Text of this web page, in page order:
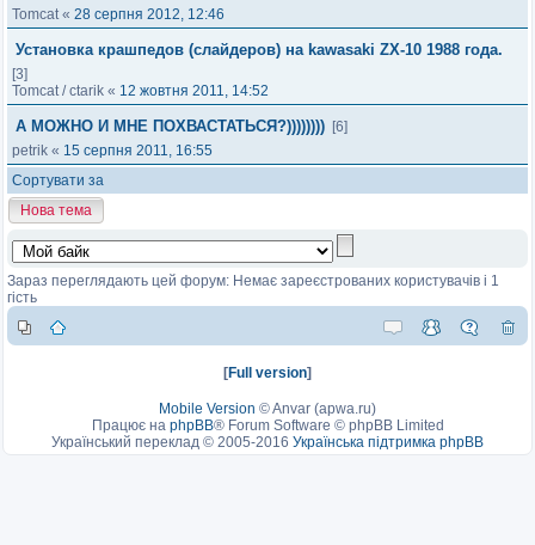
Tomcat« 28 серпня 2012, 12:46
Установка крашпедов (слайдеров) на kawasaki ZX-10 1988 года.
[3]
Tomcat/ctarik « 12 жовтня 2011, 14:52
А МОЖНО И МНЕ ПОХВАСТАТЬСЯ?)))))))) [6]
petrik « 15 серпня 2011, 16:55
Сортувати за
Нова тема
Зараз переглядають цей форум: Немає зареєстрованих користувачів і 1
гість
[Full version]
Mobile Version ©Anvar (apwa.ru)
Працює на phpBB® Forum Software © phpBB Limited
Український переклад © 2005-2016 Українська підтримка phpBB